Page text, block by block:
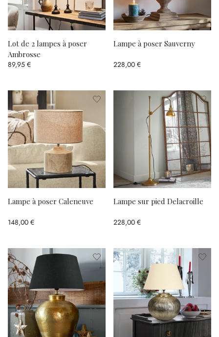
Lot de 2 lampes à poser
Ambrosse
89,95 €
Lampe à poser Sauverny
228,00 €
Lampe à poser Caleneuve
148,00 €
Lampe sur pied Delacroille
228,00 €